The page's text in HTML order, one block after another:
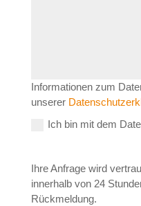
Informationen zum
unserer
Ich bin mit dem
Ihre Anfrage wird
innerhalb von 24
Rückmeldung.